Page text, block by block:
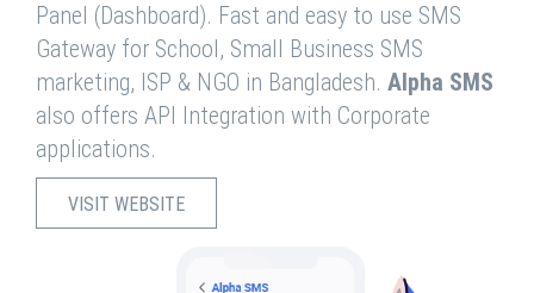
Panel (Dashboard). Fast and easy to use SMS
Gateway for School, Small Business SMS
marketing, ISP & NGO in Bangladesh. Alpha SMS
also offers API Integration with Corporate
applications.
VISIT WEBSITE